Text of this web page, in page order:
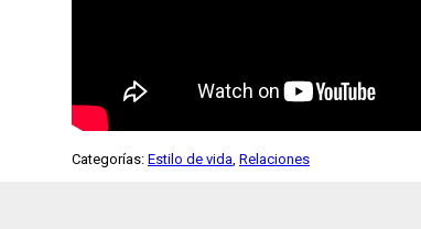
Categorías: Estilo de vida Relaciones